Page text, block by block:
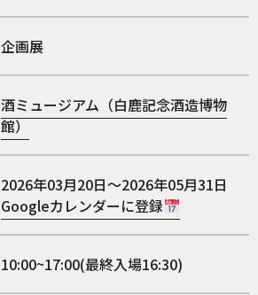
企画展
酒ミュージアム（白鹿記念酒造博物
館）
2026年03月20日～2026年05月31日
Googleカレンダーに登録
10:00~17:00(最終入場16:30)